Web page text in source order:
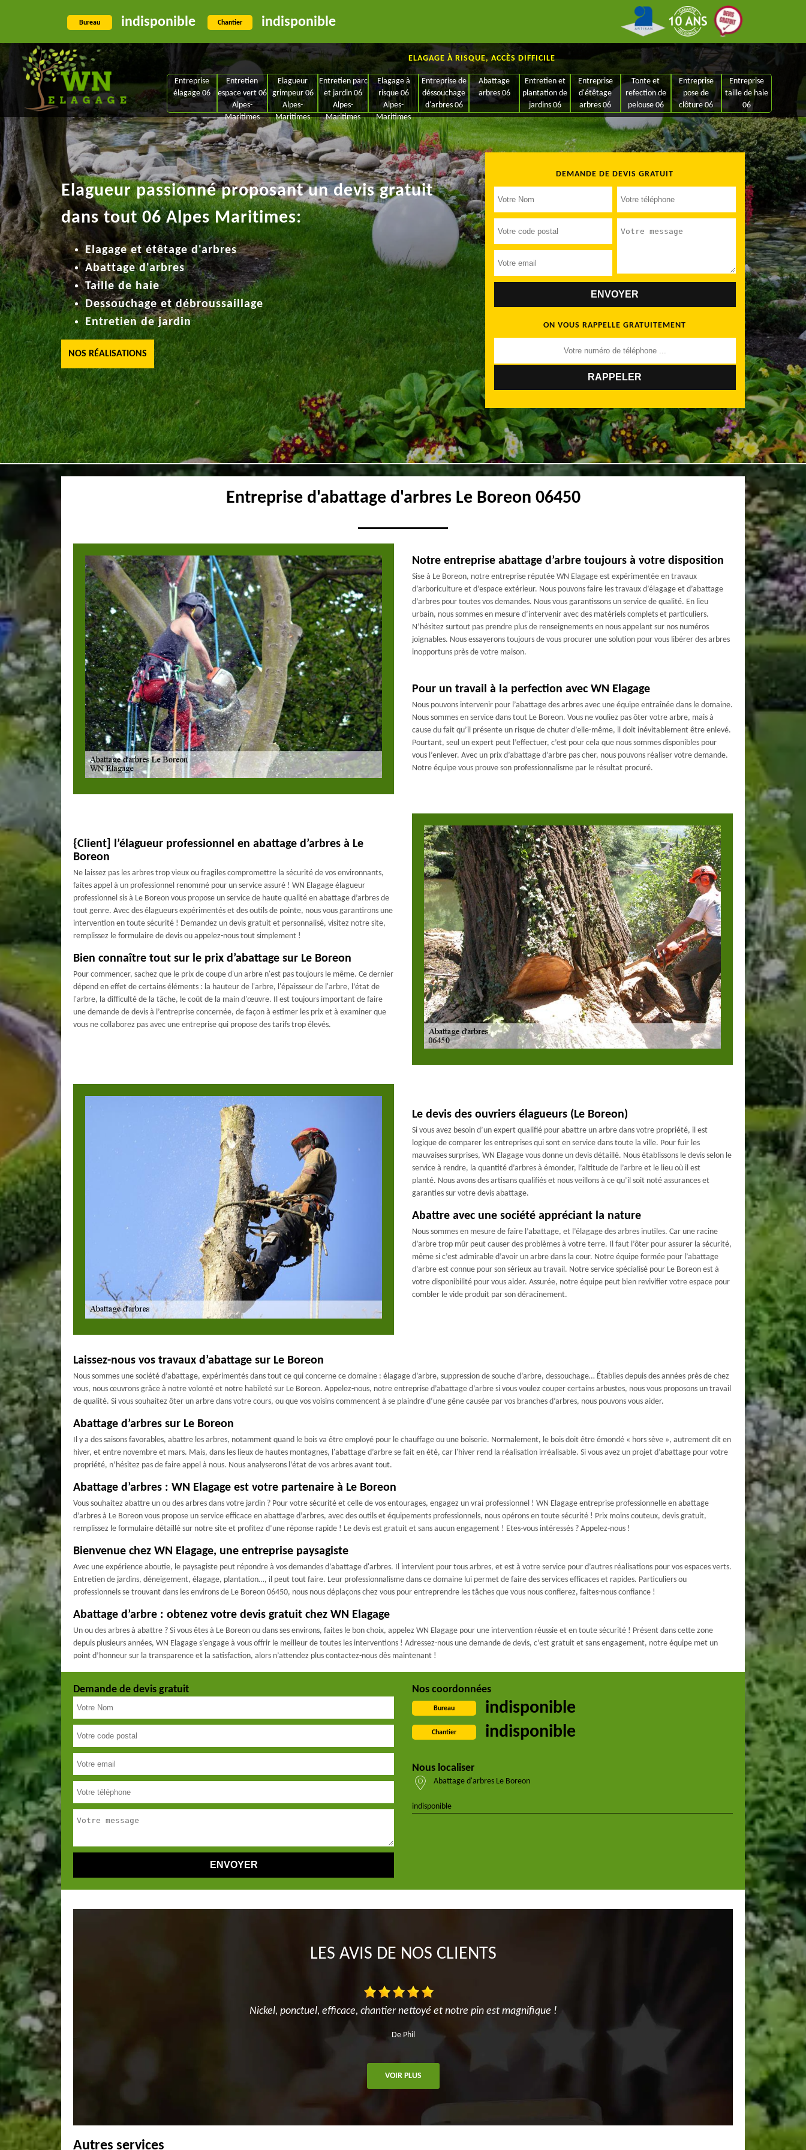
Bureau indisponible Chantier indisponible
ELAGAGE À RISQUE, ACCÈS DIFFICILE
Entreprise
élagage 06
Entretien
espace vert 06
Alpes-
Maritimes
Elagueur
grimpeur 06
Alpes-
Maritimes
Entretien parc
et jardin 06
Alpes-
Maritimes
Elagage à
risque 06
Alpes-
Maritimes
Entreprise de
déssouchage
d'arbres 06
Abattage
arbres 06
Entretien et
plantation de
jardins 06
Entreprise
d'étêtage
arbres 06
Tonte et
refection de
pelouse 06
Entreprise
pose de
clôture 06
Entreprise
taille de haie
06
DEMANDE DE DEVIS GRATUIT
ON VOUS RAPPELLE GRATUITEMENT
Elagueur passionné proposant un devis gratuit
dans tout 06 Alpes Maritimes:
Elagage et étêtage d'arbres
Abattage d'arbres
Taille de haie
Dessouchage et débroussaillage
Entretien de jardin
NOS RÉALISATIONS
Entreprise d'abattage d'arbres Le Boreon 06450
Notre entreprise abattage d’arbre toujours à votre disposition
Sise à Le Boreon, notre entreprise réputée WN Elagage est expérimentée en travaux
d’arboriculture et d’espace extérieur. Nous pouvons faire les travaux d’élagage et d’abattage
d’arbres pour toutes vos demandes. Nous vous garantissons un service de qualité. En lieu
urbain, nous sommes en mesure d’intervenir avec des matériels complets et particuliers.
N’hésitez surtout pas prendre plus de renseignements en nous appelant sur nos numéros
joignables. Nous essayerons toujours de vous procurer une solution pour vous libérer des arbres
inopportuns près de votre maison.
Pour un travail à la perfection avec WN Elagage
Nous pouvons intervenir pour l’abattage des arbres avec une équipe entraînée dans le domaine.
Nous sommes en service dans tout Le Boreon. Vous ne vouliez pas ôter votre arbre, mais à
cause du fait qu’il présente un risque de chuter d’elle-même, il doit inévitablement être enlevé.
Pourtant, seul un expert peut l’effectuer, c’est pour cela que nous sommes disponibles pour
vous l’enlever. Avec un prix d’abattage d’arbre pas cher, nous pouvons réaliser votre demande.
Notre équipe vous prouve son professionnalisme par le résultat procuré.
{Client] l’élagueur professionnel en abattage d’arbres à Le
Boreon
Ne laissez pas les arbres trop vieux ou fragiles compromettre la sécurité de vos environnants,
faites appel à un professionnel renommé pour un service assuré ! WN Elagage élagueur
professionnel sis à Le Boreon vous propose un service de haute qualité en abattage d’arbres de
tout genre. Avec des élagueurs expérimentés et des outils de pointe, nous vous garantirons une
intervention en toute sécurité ! Demandez un devis gratuit et personnalisé, visitez notre site,
remplissez le formulaire de devis ou appelez-nous tout simplement !
Bien connaître tout sur le prix d’abattage sur Le Boreon
Pour commencer, sachez que le prix de coupe d'un arbre n'est pas toujours le même. Ce dernier
dépend en effet de certains éléments : la hauteur de l'arbre, l'épaisseur de l'arbre, l’état de
l'arbre, la difficulté de la tâche, le coût de la main d'œuvre. Il est toujours important de faire
une demande de devis à l’entreprise concernée, de façon à estimer les prix et à examiner que
vous ne collaborez pas avec une entreprise qui propose des tarifs trop élevés.
Le devis des ouvriers élagueurs (Le Boreon)
Si vous avez besoin d’un expert qualifié pour abattre un arbre dans votre propriété, il est
logique de comparer les entreprises qui sont en service dans toute la ville. Pour fuir les
mauvaises surprises, WN Elagage vous donne un devis détaillé. Nous établissons le devis selon le
service à rendre, la quantité d’arbres à émonder, l’altitude de l’arbre et le lieu où il est
planté. Nous avons des artisans qualifiés et nous veillons à ce qu’il soit noté assurances et
garanties sur votre devis abattage.
Abattre avec une société appréciant la nature
Nous sommes en mesure de faire l’abattage, et l’élagage des arbres inutiles. Car une racine
d’arbre trop mûr peut causer des problèmes à votre terre. Il faut l’ôter pour assurer la sécurité,
même si c’est admirable d’avoir un arbre dans la cour. Notre équipe formée pour l’abattage
d’arbre est connue pour son sérieux au travail. Notre service spécialisé pour Le Boreon est à
votre disponibilité pour vous aider. Assurée, notre équipe peut bien revivifier votre espace pour
combler le vide produit par son déracinement.
Laissez-nous vos travaux d’abattage sur Le Boreon
Nous sommes une société d’abattage, expérimentés dans tout ce qui concerne ce domaine : élagage d’arbre, suppression de souche d’arbre, dessouchage… Établies depuis des années près de chez
vous, nous œuvrons grâce à notre volonté et notre habileté sur Le Boreon. Appelez-nous, notre entreprise d’abattage d’arbre si vous voulez couper certains arbustes, nous vous proposons un travail
de qualité. Si vous souhaitez ôter un arbre dans votre cours, ou que vos voisins commencent à se plaindre d’une gêne causée par vos branches d’arbres, nous pouvons vous aider.
Abattage d’arbres sur Le Boreon
Il y a des saisons favorables, abattre les arbres, notamment quand le bois va être employé pour le chauffage ou une boiserie. Normalement, le bois doit être émondé « hors sève », autrement dit en
hiver, et entre novembre et mars. Mais, dans les lieux de hautes montagnes, l'abattage d’arbre se fait en été, car l'hiver rend la réalisation irréalisable. Si vous avez un projet d’abattage pour votre
propriété, n’hésitez pas de faire appel à nous. Nous analyserons l’état de vos arbres avant tout.
Abattage d’arbres : WN Elagage est votre partenaire à Le Boreon
Vous souhaitez abattre un ou des arbres dans votre jardin ? Pour votre sécurité et celle de vos entourages, engagez un vrai professionnel ! WN Elagage entreprise professionnelle en abattage
d’arbres à Le Boreon vous propose un service efficace en abattage d’arbres, avec des outils et équipements professionnels, nous opérons en toute sécurité ! Prix moins couteux, devis gratuit,
remplissez le formulaire détaillé sur notre site et profitez d’une réponse rapide ! Le devis est gratuit et sans aucun engagement ! Etes-vous intéressés ? Appelez-nous !
Bienvenue chez WN Elagage, une entreprise paysagiste
Avec une expérience aboutie, le paysagiste peut répondre à vos demandes d’abattage d'arbres. Il intervient pour tous arbres, et est à votre service pour d’autres réalisations pour vos espaces verts.
Entretien de jardins, déneigement, élagage, plantation…, il peut tout faire. Leur professionnalisme dans ce domaine lui permet de faire des services efficaces et rapides. Particuliers ou
professionnels se trouvant dans les environs de Le Boreon 06450, nous nous déplaçons chez vous pour entreprendre les tâches que vous nous confierez, faites-nous confiance !
Abattage d’arbre : obtenez votre devis gratuit chez WN Elagage
Un ou des arbres à abattre ? Si vous êtes à Le Boreon ou dans ses environs, faites le bon choix, appelez WN Elagage pour une intervention réussie et en toute sécurité ! Présent dans cette zone
depuis plusieurs années, WN Elagage s’engage à vous offrir le meilleur de toutes les interventions ! Adressez-nous une demande de devis, c’est gratuit et sans engagement, notre équipe met un
point d’honneur sur la transparence et la satisfaction, alors n’attendez plus contactez-nous dès maintenant !
Demande de devis gratuit Nos coordonnées
Bureau indisponible
Chantier indisponible
Nous localiser
Abattage d'arbres Le Boreon
indisponible
LES AVIS DE NOS CLIENTS
Nickel, ponctuel, efficace, chantier nettoyé et notre pin est magnifique !
De Phil
VOIR PLUS
Autres services